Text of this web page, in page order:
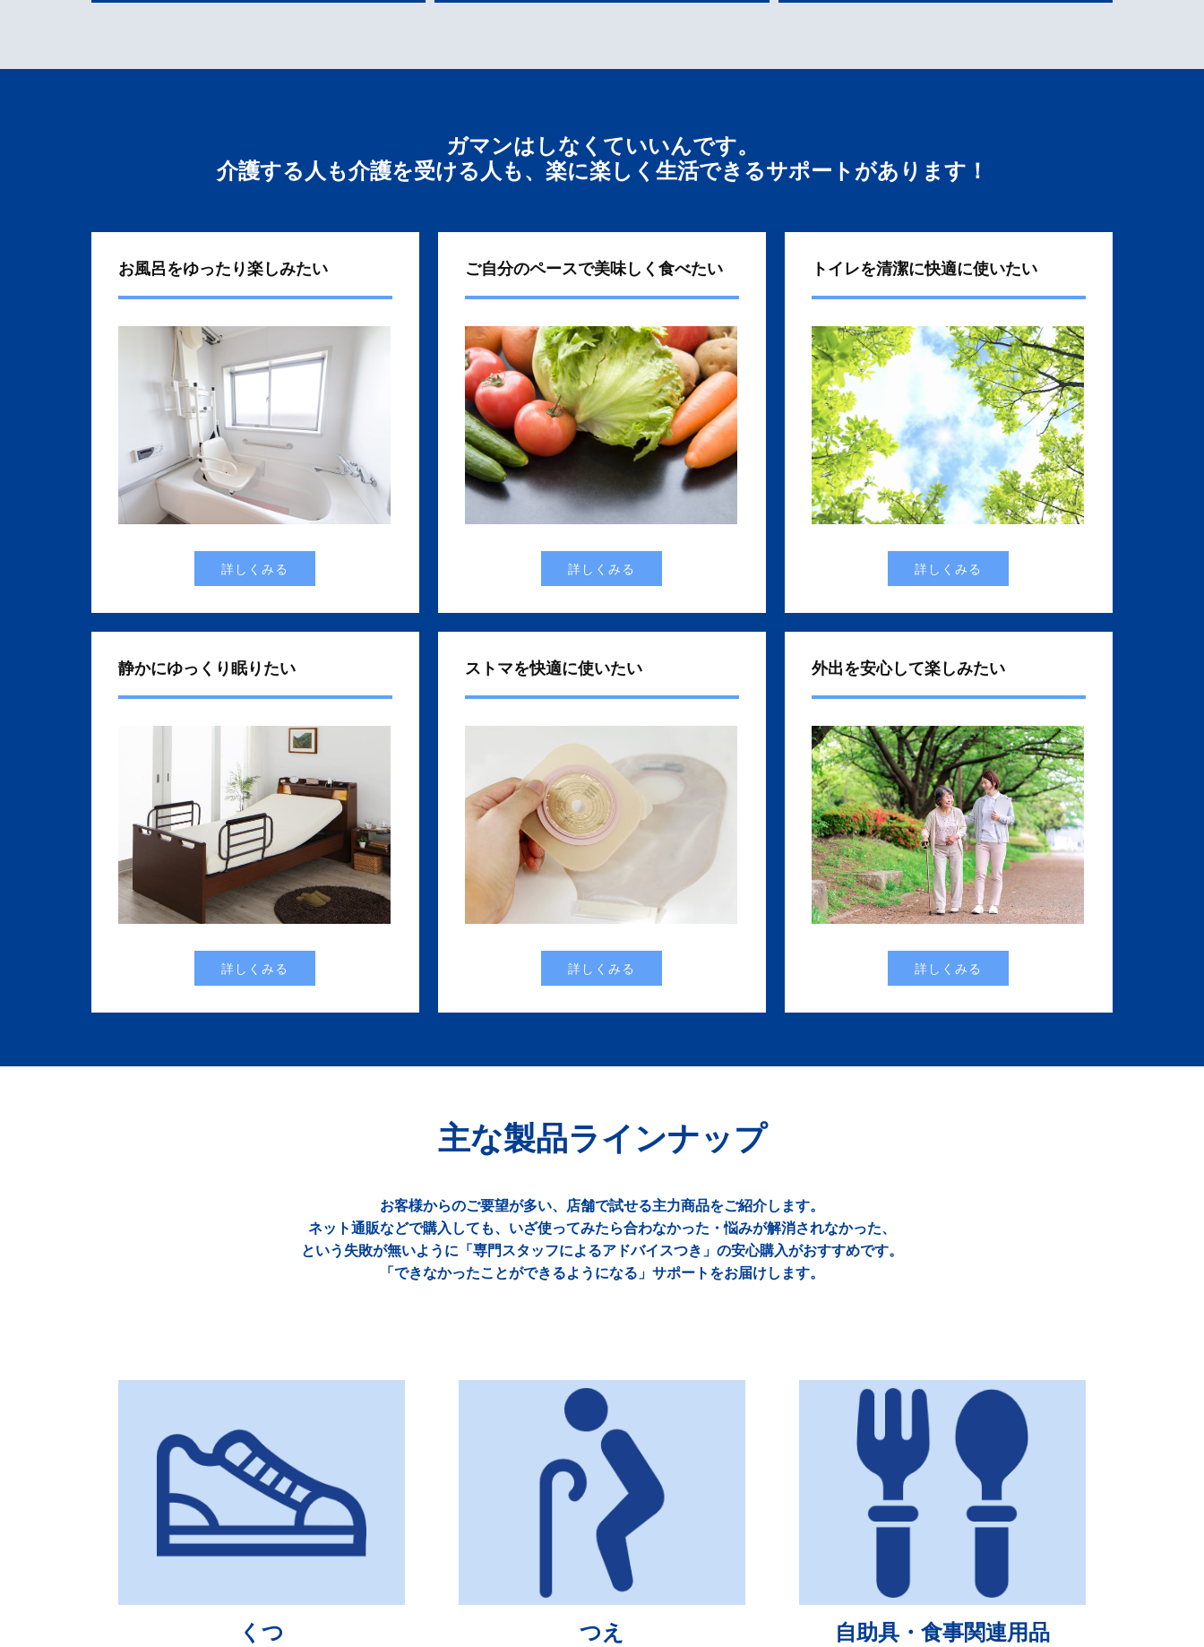
ガマンはしなくていいんです。
介護する人も介護を受ける人も、楽に楽しく生活できるサポートがあります！
お風呂をゆったり楽しみたい
詳しくみる
ご自分のペースで美味しく食べたい
詳しくみる
トイレを清潔に快適に使いたい
詳しくみる
静かにゆっくり眠りたい
詳しくみる
ストマを快適に使いたい
詳しくみる
外出を安心して楽しみたい
詳しくみる
主な製品ラインナップ
お客様からのご要望が多い、店舗で試せる主力商品をご紹介します。
ネット通販などで購入しても、いざ使ってみたら合わなかった・悩みが解消されなかった、
という失敗が無いように「専門スタッフによるアドバイスつき」の安心購入がおすすめです。
「できなかったことができるようになる」サポートをお届けします。
くつ つえ 自助具・食事関連用品